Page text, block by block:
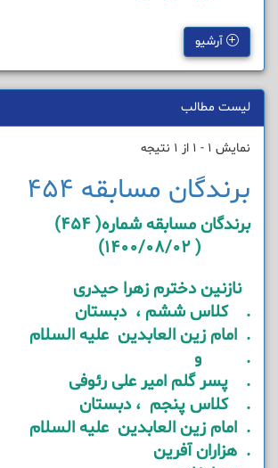
آرشیو
لیست مطالب
نمایش 1 - 1 از 1 نتیجه
برندگان مسابقه 454
برندگان مسابقه شماره( 454)
( 1400/08/02)
نازنین دخترم زهرا حیدری
. کلاس ششم ، دبستان
. امام زین العابدین علیه السلام
. و
. پسر گلم امیر علی رئوفی
. کلاس پنجم ، دبستان
. امام زین العابدین علیه السلام
. هزاران آفرین